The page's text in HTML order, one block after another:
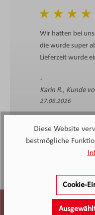
Wir hatten bei
die wurde super
Lieferzeit wurde
Karin R., Kunde
27.06.2026
Diese Website
bestmögliche
Cookie-